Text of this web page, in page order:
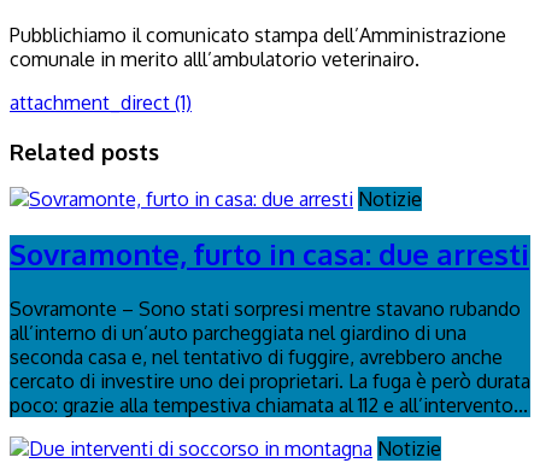
Pubblichiamo il comunicato stampa dell’Amministrazione
comunale in merito alll’ambulatorio veterinairo.
attachment_direct (1)
Related posts
Notizie
Sovramonte, furto in casa: due arresti
Sovramonte – Sono stati sorpresi mentre stavano rubando
all’interno di un’auto parcheggiata nel giardino di una
seconda casa e, nel tentativo di fuggire, avrebbero anche
cercato di investire uno dei proprietari. La fuga è però durata
poco: grazie alla tempestiva chiamata al 112 e all’intervento...
Notizie